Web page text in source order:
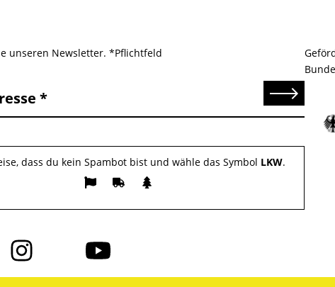
unseren Newsletter. *Pflichtfeld
Senden
dass du kein Spambot bist und wähle das Symbol LKW.
Folge
uns
auf
Folge
uns
auf